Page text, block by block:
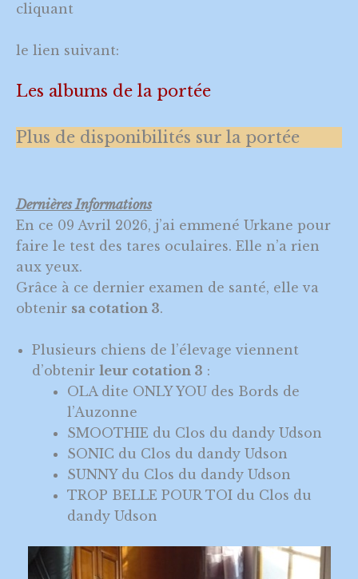
cliquant
le lien suivant:
Les albums de la portée
Plus de disponibilités sur la portée
Dernières Informations
En ce 09 Avril 2026, j’ai emmené Urkane pour
faire le test des tares oculaires. Elle n’a rien
aux yeux.
Grâce à ce dernier examen de santé, elle va
obtenir sa cotation 3.
Plusieurs chiens de l’élevage viennent
d’obtenir leur cotation 3 :
OLA dite ONLY YOU des Bords de
l’Auzonne
SMOOTHIE du Clos du dandy Udson
SONIC du Clos du dandy Udson
SUNNY du Clos du dandy Udson
TROP BELLE POUR TOI du Clos du
dandy Udson